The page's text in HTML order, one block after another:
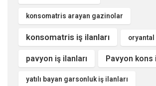
konsomatris arayan gazinolar
konsomatris iş ilanları oryantal
pavyon iş ilanları Pavyon kons
yatılı bayan garsonluk iş ilanları